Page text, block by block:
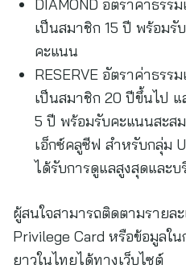
DIAMOND อัตราค่าธรร
เป็นสมาชิก 15 ปี พร้อมรั
คะแนน
RESERVE อัตราค่าธร
เป็นสมาชิก 20 ปีขึ้นไป แ
5 ปี พร้อมรับคะแนนสะส
เอ็กซ์คลูซีฟ สำหรับกลุ่ม
ได้รับการดูแลสูงสุดและ
ผู้สนใจสามารถติดตามรายล
Privilege Card หรือข้อมูลใ
ยาวในไทยได้ทางเว็บไซต์